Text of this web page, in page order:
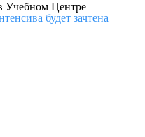
Учебном Центре
будет зачтена